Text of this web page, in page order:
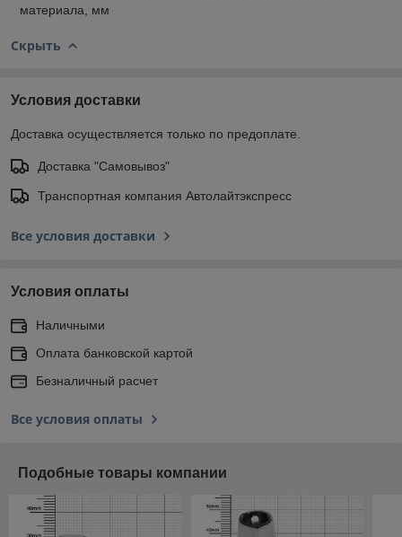
материала, мм
Скрыть
Условия доставки
Доставка осуществляется только по предоплате.
Доставка "Самовывоз"
Транспортная компания Автолайтэкспресс
Все условия доставки
Условия оплаты
Наличными
Оплата банковской картой
Безналичный расчет
Все условия оплаты
Подобные товары компании